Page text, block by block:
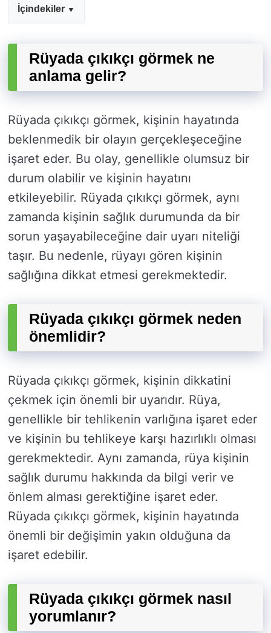
İçindekiler
Rüyada çıkıkçı görmek ne
anlama gelir?
Rüyada çıkıkçı görmek, kişinin hayatında
beklenmedik bir olayın gerçekleşeceğine
işaret eder. Bu olay, genellikle olumsuz bir
durum olabilir ve kişinin hayatını
etkileyebilir. Rüyada çıkıkçı görmek, aynı
zamanda kişinin sağlık durumunda da bir
sorun yaşayabileceğine dair uyarı niteliği
taşır. Bu nedenle, rüyayı gören kişinin
sağlığına dikkat etmesi gerekmektedir.
Rüyada çıkıkçı görmek neden
önemlidir?
Rüyada çıkıkçı görmek, kişinin dikkatini
çekmek için önemli bir uyarıdır. Rüya,
genellikle bir tehlikenin varlığına işaret eder
ve kişinin bu tehlikeye karşı hazırlıklı olması
gerekmektedir. Aynı zamanda, rüya kişinin
sağlık durumu hakkında da bilgi verir ve
önlem alması gerektiğine işaret eder.
Rüyada çıkıkçı görmek, kişinin hayatında
önemli bir değişimin yakın olduğuna da
işaret edebilir.
Rüyada çıkıkçı görmek nasıl
yorumlanır?